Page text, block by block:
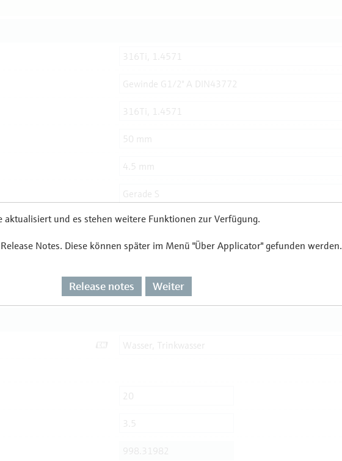
und es stehen weitere Funktionen zur Verfügung.
Notes. Diese können später im Menü "Über Applicator" gefunden werden.
Release notes Weiter